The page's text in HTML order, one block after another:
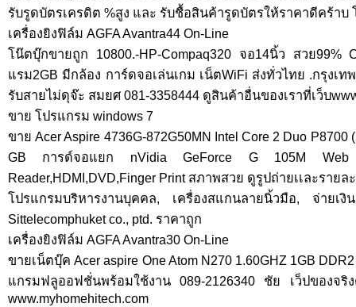
รับรูดบัตรเครดิต %สูง และ รับชื้อสินค้ารูดบัตรให้ราคาดีคร้าบ
เครื่องยิงฟิล์ม AGFA Avantra44 On-Line
โน๊ตบุ๊กขายถูก 10800.-HP-Compaq320 จอ14นิ้ว สวย99%
แรม2GB มีกล้อง การ์ดจอเล่นเกม เน็ตWiFi ส่งทั่วไทย .กรุงเ
รับสายไม่ดุจ๊ะ สมยศ 081-3358444 ดูสินค้าอื่นของเราที่เว็บ
ขาย โปรแกรม windows 7
ขาย Acer Aspire 4736G-872G50MN Intel Core 2 Duo P8700
GB การด์จอแยก nVidia GeForce G 105M Web
Reader,HDMI,DVD,Finger Print สภาพสวย ดูรูปถ่ายเเละราย
โปรแกรมบริหารงานบุคคล, เครื่องสแกนลายนิ้วมือ, จ่ายเ
Sittelecomphuket co., ptd. ราคาถูก
เครื่องยิงฟิล์ม AGFA Avantra30 On-Line
ขายเน็ตบุ๊ค Acer aspire One Atom N270 1.60GHZ 1GB
แกรมฟลูออฟชั่นพร้อมใช้งาน 089-2126340 ชัย เว็ปของจริ
www.myhomehitech.com